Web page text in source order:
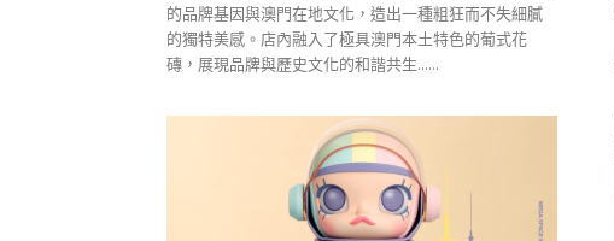
的品牌基因與澳門在地文化，造出一種粗狂而不失細膩
的獨特美感。店內融入了極具澳門本土特色的葡式花
磚，展現品牌與歷史文化的和諧共生......